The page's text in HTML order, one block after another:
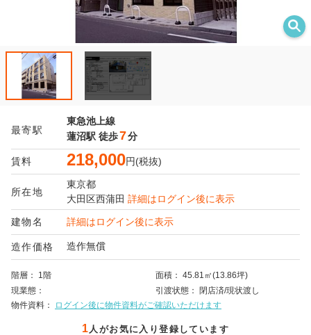
最寄駅
東急池上線
蓮沼駅 徒歩7分
賃料 218,000円(税抜)
所在地
東京都
大田区西蒲田 詳細はログイン後に表示
建物名 詳細はログイン後に表示
造作価格 造作無償
階層 1階 面積
45.81㎡(13.86坪)
現業態
引渡状態
閉店済/現状渡し
物件資料
ログイン後に物件資料がご確認いただけます
1 人がお気に入り登録しています